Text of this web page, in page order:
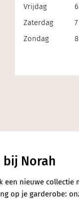
Vrijdag
Zaterdag
Zondag
bij Norah
nieuwe
op je garderobe: